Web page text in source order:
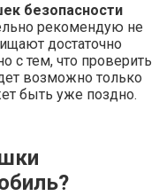
безопасности
рекомендую не
достаточно
с тем, что проверить
возможно только
быть уже поздно.